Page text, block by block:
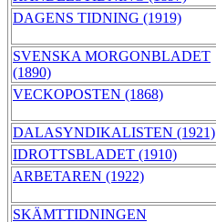
DAGENS TIDNING (1919)
SVENSKA MORGONBLADET
(1890)
VECKOPOSTEN (1868)
DALASYNDIKALISTEN (1921)
IDROTTSBLADET (1910)
ARBETAREN (1922)
SKÄMTTIDNINGEN